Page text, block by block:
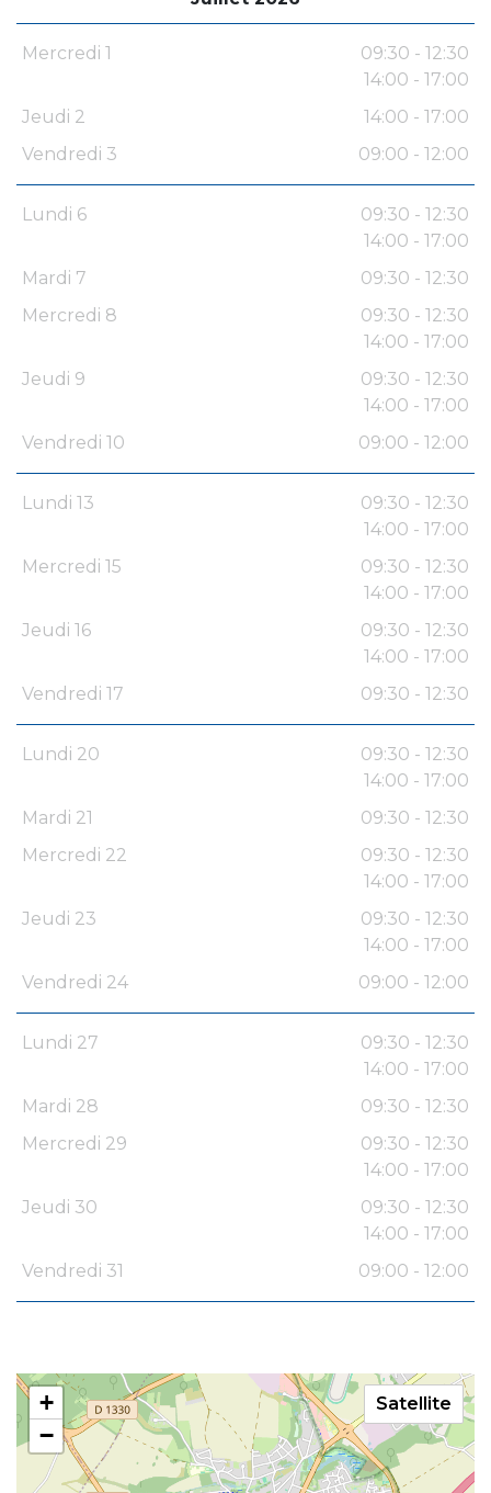
Mercredi 1
09:30 - 12:30
14:00 - 17:00
Jeudi 2
14:00 - 17:00
Vendredi 3
09:00 - 12:00
Lundi 6
09:30 - 12:30
14:00 - 17:00
Mardi 7
09:30 - 12:30
Mercredi 8
09:30 - 12:30
14:00 - 17:00
Jeudi 9
09:30 - 12:30
14:00 - 17:00
Vendredi 10
09:00 - 12:00
Lundi 13
09:30 - 12:30
14:00 - 17:00
Mercredi 15
09:30 - 12:30
14:00 - 17:00
Jeudi 16
09:30 - 12:30
14:00 - 17:00
Vendredi 17
09:30 - 12:30
Lundi 20
09:30 - 12:30
14:00 - 17:00
Mardi 21
09:30 - 12:30
Mercredi 22
09:30 - 12:30
14:00 - 17:00
Jeudi 23
09:30 - 12:30
14:00 - 17:00
Vendredi 24
09:00 - 12:00
Lundi 27
09:30 - 12:30
14:00 - 17:00
Mardi 28
09:30 - 12:30
Mercredi 29
09:30 - 12:30
14:00 - 17:00
Jeudi 30
09:30 - 12:30
14:00 - 17:00
Vendredi 31
09:00 - 12:00
+
−
Satellite